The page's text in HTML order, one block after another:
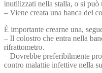
inutilizzati nella stalla, o si può
– Viene creata una banca del
È importante crearne una,
– Il colostro che entra nella
rifrattometro.
– Dovrebbe preferibilmente
contro malattie infettive nella